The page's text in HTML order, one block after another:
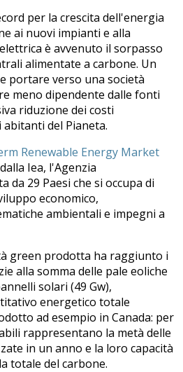
per la crescita dell'energia
ai nuovi impianti e alla
è avvenuto il sorpasso
alimentate a carbone. Un
portare verso una società
meno dipendente dalle fonti
riduzione dei costi
del Pianeta.
Renewable Energy Market
Iea, l'Agenzia
da 29 Paesi che si occupa di
economico,
ambientali e impegni a
green prodotta ha raggiunto i
alla somma delle pale eoliche
solari (49 Gw),
energetico totale
ad esempio in Canada: per
rappresentano la metà delle
in un anno e la loro capacità
totale del carbone.